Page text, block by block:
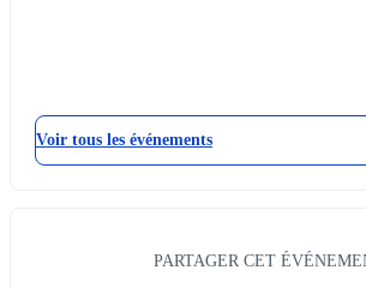
Voir tous les événements
PARTAGER CET